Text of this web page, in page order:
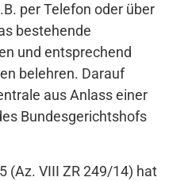
per Telefon oder über
bestehende
und entsprechend
belehren. Darauf
aus Anlass einer
Bundesgerichtshofs
(Az. VIII ZR 249/14) hat